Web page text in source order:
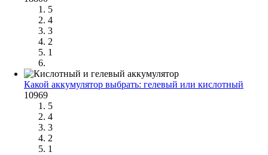
5
4
3
2
1
Какой аккумулятор выбрать: гелевый или кислотный
10969
5
4
3
2
1